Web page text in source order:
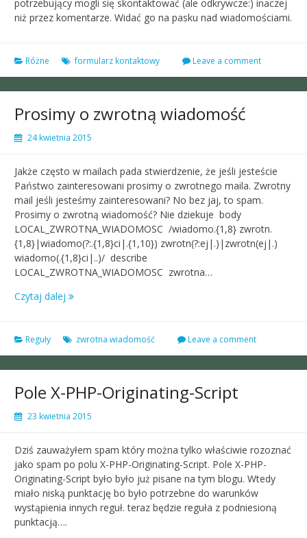
potrzebujący mogli się skontaktować (ale odkrywcze:) inaczej
niż przez komentarze. Widać go na pasku nad wiadomościami.
Różne formularz kontaktowy Leave a comment
Prosimy o zwrotną wiadomość
24 kwietnia 2015
Jakże często w mailach pada stwierdzenie, że jeśli jesteście
Państwo zainteresowani prosimy o zwrotnego maila. Zwrotny
mail jeśli jesteśmy zainteresowani? No bez jaj, to spam.
Prosimy o zwrotną wiadomość? Nie dziekuje body
LOCAL_ZWROTNA_WIADOMOSC /wiadomo.{1,8} zwrotn.
{1,8}|wiadomo(?:.{1,8}ci|.{1,10}) zwrotn(?:ej|.)|zwrotn(ej|.)
wiadomo(.{1,8}ci|..)/ describe
LOCAL_ZWROTNA_WIADOMOSC zwrotna…
Czytaj dalej
Reguły zwrotna wiadomość Leave a comment
Pole X-PHP-Originating-Script
23 kwietnia 2015
Dziś zauważyłem spam który można tylko właściwie rozoznać
jako spam po polu X-PHP-Originating-Script. Pole X-PHP-
Originating-Script było było już pisane na tym blogu. Wtedy
miało niską punktację bo było potrzebne do warunków
wystąpienia innych reguł. teraz będzie reguła z podniesioną
punktacją….